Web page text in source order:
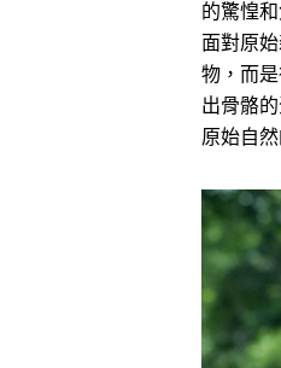
的驚惶
面對原
物，而
出骨骼
原始自